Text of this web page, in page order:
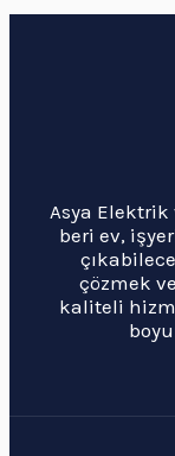
Asya Elektrik
beri ev,
çözmek
kaliteli